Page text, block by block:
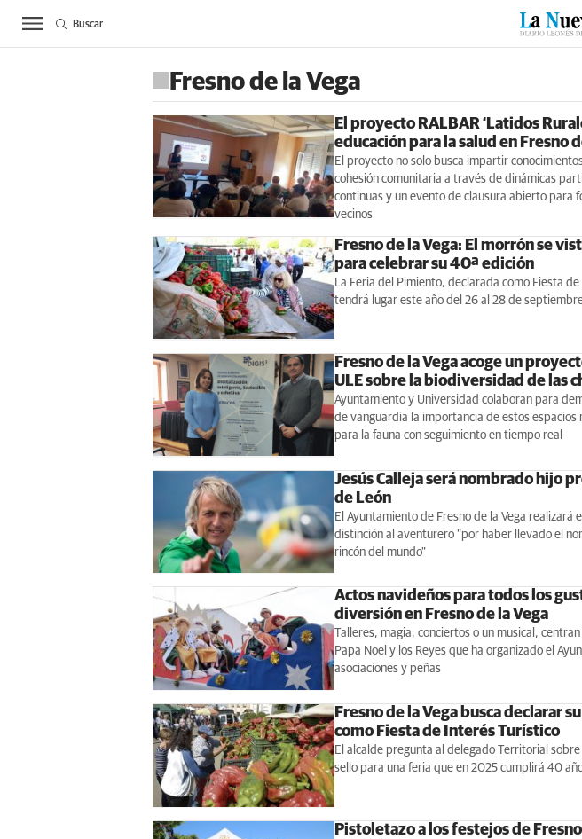
ACTUALIDAD BIERZO SUCESOS CULTURAS
Buscar
Fresno de la Vega
El proyecto RALBAR ‘Latidos
educación para la salud en Fresno
El proyecto no solo busca impartir
cohesión comunitaria a través de dinámicas
continuas y un evento de clausura abierto para
vecinos
Fresno de la Vega: El morrón se
para celebrar su 40ª edición
La Feria del Pimiento, declarada como Fiesta
tendrá lugar este año del 26 al 28 de
Fresno de la Vega acoge un
ULE sobre la biodiversidad de las
Ayuntamiento y Universidad colaboran para
de vanguardia la importancia de estos espacios
para la fauna con seguimiento en tiempo real
Jesús Calleja será nombrado hijo
de León
El Ayuntamiento de Fresno de la Vega realizará
distinción al aventurero "por haber llevado el
rincón del mundo"
Actos navideños para todos los
diversión en Fresno de la Vega
Talleres, magia, conciertos o un musical,
Papa Noel y los Reyes que ha organizado el
asociaciones y peñas
Fresno de la Vega busca declarar
como Fiesta de Interés Turístico
El alcalde pregunta al delegado Territorial
sello para una feria que en 2025 cumplirá 40
Pistoletazo a los festejos de Fresno